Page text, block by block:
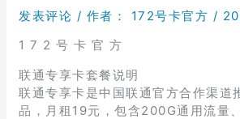
发表评论 / 作者： 172号卡官方 /
1 7 2 号 卡 官 方
联通专享卡套餐说明
联通专享卡是中国联通官方合作渠道
品，月租19元，包含200G通用流量